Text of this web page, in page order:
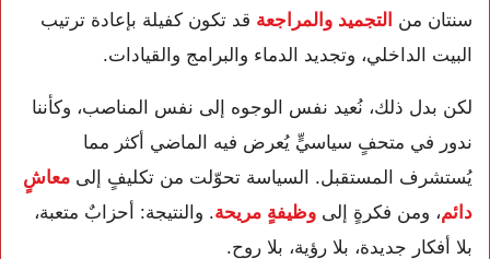
سنتان من التجميد والمراجعة قد تكون كفيلة بإعادة ترتيب
البيت الداخلي، وتجديد الدماء والبرامج والقيادات.
لكن بدل ذلك، نُعيد نفس الوجوه إلى نفس المناصب، وكأننا
ندور في متحفٍ سياسيٍّ يُعرض فيه الماضي أكثر مما
يُستشرف المستقبل. السياسة تحوّلت من تكليفٍ إلى معاشٍ
دائم، ومن فكرةٍ إلى وظيفةٍ مريحة. والنتيجة: أحزابٌ متعبة،
بلا أفكار جديدة، بلا رؤية، بلا روح.